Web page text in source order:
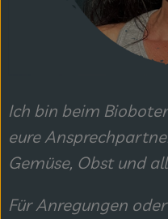
Ich bin beim
eure
Gemüse, Obst und
Für Anregungen